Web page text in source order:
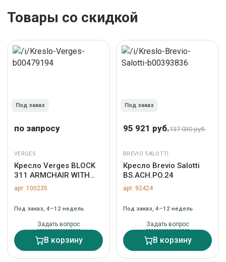
Товары со скидкой
Под заказ
по запросу
VERGES
Кресло Verges BLOCK
311 ARMCHAIR WITH
WOODEN ARMRESTS
арт. 100235
Под заказ, 4–12 недель
Задать вопрос
В корзину
Под заказ
95 921 руб.137 030 руб.
BREVIO SALOTTI
Кресло Brevio Salotti
BS.ACH.PO.24
арт. 92424
Под заказ, 4–12 недель
Задать вопрос
В корзину